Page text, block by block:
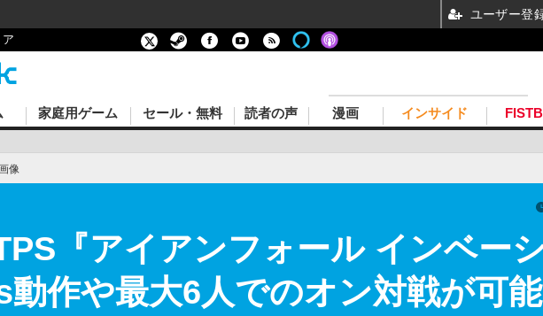
家庭用ゲーム セール・無料 読者の声 漫画 インサイド
像
『アイアンフォール インベー
作や最大6人でのオン対戦が可能
ユーザー登